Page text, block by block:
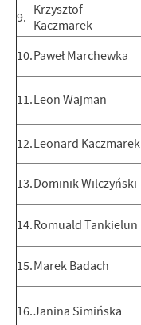
9. Krzysztof
Kaczmarek
10.Paweł Marchewka
11.Leon Wajman
12.Leonard Kaczmarek
13.Dominik Wilczyński
14.Romuald Tankielun
15.Marek Badach
16.Janina Simińska